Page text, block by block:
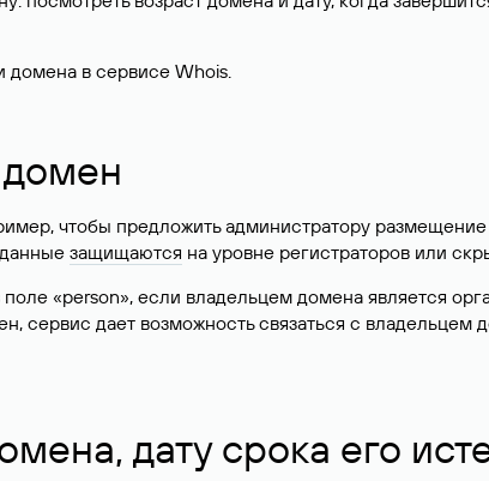
домена в сервисе Whois.
чтобы предложить администратору
защищаются на уровне регистраторов или
«person», если владельцем домена является
сервис дает возможность связаться с
дату срока его